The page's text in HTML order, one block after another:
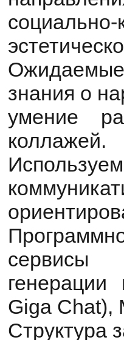
знания о
умение
коллажей.
сервисы
генерации
Giga Chat),
Структура